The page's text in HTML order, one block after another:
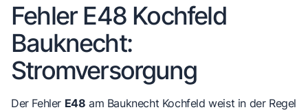
Fehler E48 Kochfeld
Bauknecht:
Stromversorgung
Der Fehler E48 am Bauknecht Kochfeld weist in der Regel